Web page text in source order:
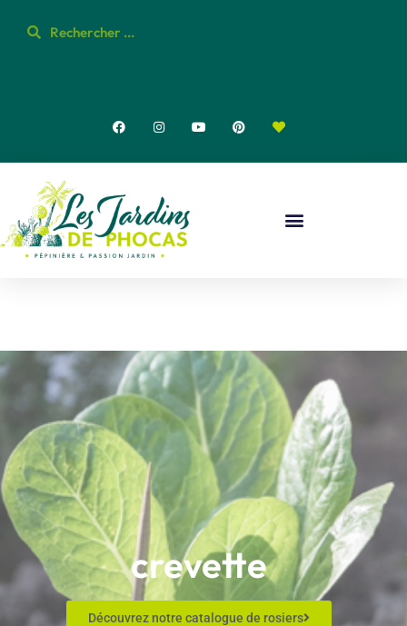
crevette
Découvrez notre catalogue de rosiers